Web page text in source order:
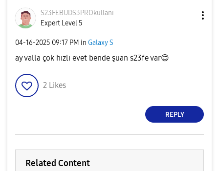
S23FEBUDS3PROkullanı
Expert Level 5
‎04-16-2025 09:17 PM in Galaxy S
ay valla çok hızlı evet bende şuan s23fe var😊
2 Likes
REPLY
Related Content